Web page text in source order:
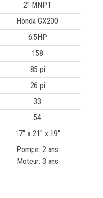
2" MNPT
Honda GX200
6.5HP
158
85 pi
26 pi
33
54
17" x 21" x 19"
Pompe: 2 ans
Moteur: 3 ans